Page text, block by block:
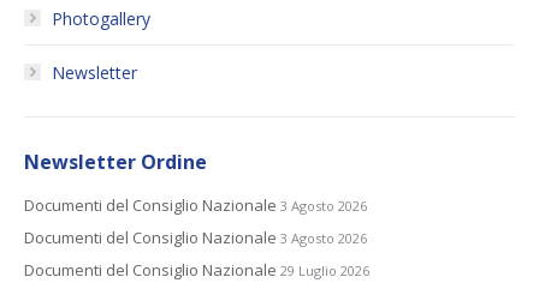
Photogallery
Newsletter
Newsletter Ordine
Documenti del Consiglio Nazionale 3 Agosto 2026
Documenti del Consiglio Nazionale 3 Agosto 2026
Documenti del Consiglio Nazionale 29 Luglio 2026